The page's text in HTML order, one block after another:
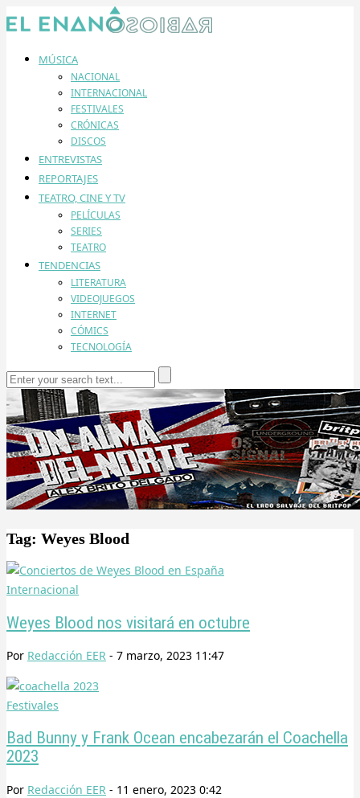
MÚSICA
NACIONAL
INTERNACIONAL
FESTIVALES
CRÓNICAS
DISCOS
ENTREVISTAS
REPORTAJES
TEATRO, CINE Y TV
PELÍCULAS
SERIES
TEATRO
TENDENCIAS
LITERATURA
VIDEOJUEGOS
INTERNET
CÓMICS
TECNOLOGÍA
Tag: Weyes Blood
Internacional
Weyes Blood nos visitará en octubre
Por Redacción EER - 7 marzo, 2023 11:47
Festivales
Bad Bunny y Frank Ocean encabezarán el Coachella
2023
Por Redacción EER - 11 enero, 2023 0:42